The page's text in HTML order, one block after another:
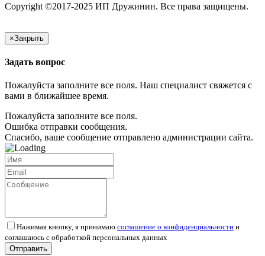
Copyright ©2017-2025 ИП Дружинин. Все права защищены.
×Закрыть
Задать вопрос
Пожалуйста заполните все поля. Наш специалист свяжется с
вами в ближайшее время.
Пожалуйста заполните все поля.
Ошибка отправки сообщения.
Спасибо, ваше сообщение отправлено администрации сайта.
Нажимая кнопку, я принимаю соглашение о конфиденциальности и
соглашаюсь с обработкой персональных данных
Отправить